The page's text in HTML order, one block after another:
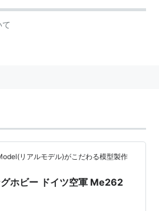
リアルモデル)がこだわる模型製作
ホビー ドイツ空軍 Me262